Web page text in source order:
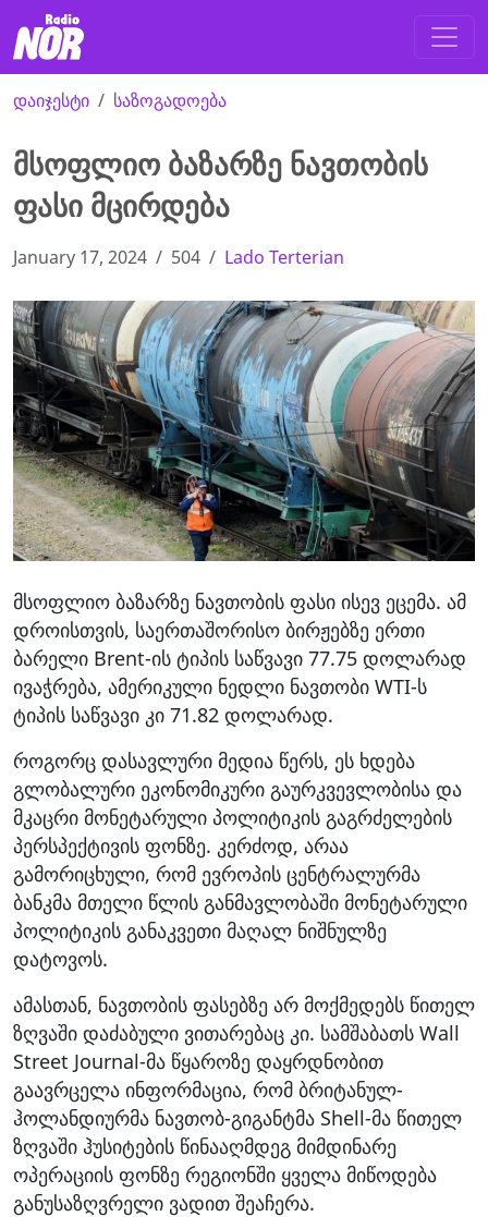
დაიჯესტი საზოგადოება
მსოფლიო ბაზარზე ნავთობის
ფასი მცირდება
January 17, 2024 504 Lado Terterian
მსოფლიო ბაზარზე ნავთობის ფასი ისევ ეცემა. ამ
დროისთვის, საერთაშორისო ბირჟებზე ერთი
ბარელი Brent-ის ტიპის საწვავი 77.75 დოლარად
ივაჭრება, ამერიკული ნედლი ნავთობი WTI-ს
ტიპის საწვავი კი 71.82 დოლარად.
როგორც დასავლური მედია წერს, ეს ხდება
გლობალური ეკონომიკური გაურკვევლობისა და
მკაცრი მონეტარული პოლიტიკის გაგრძელების
პერსპექტივის ფონზე. კერძოდ, არაა
გამორიცხული, რომ ევროპის ცენტრალურმა
ბანკმა მთელი წლის განმავლობაში მონეტარული
პოლიტიკის განაკვეთი მაღალ ნიშნულზე
დატოვოს.
ამასთან, ნავთობის ფასებზე არ მოქმედებს წითელ
ზღვაში დაძაბული ვითარებაც კი. სამშაბათს Wall
Street Journal-მა წყაროზე დაყრდნობით
გაავრცელა ინფორმაცია, რომ ბრიტანულ-
ჰოლანდიურმა ნავთობ-გიგანტმა Shell-მა წითელ
ზღვაში ჰუსიტების წინააღმდეგ მიმდინარე
ოპერაციის ფონზე რეგიონში ყველა მიწოდება
განუსაზღვრელი ვადით შეაჩერა.